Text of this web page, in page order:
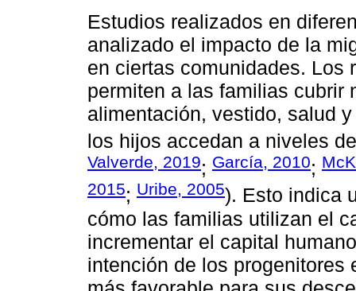
Estudios realizados en
analizado el impacto de la
en ciertas comunidades. Los
permiten a las familias cubrir
alimentación, vestido, salud
los hijos accedan a niveles
Valverde, 2019; García, 2010;
2015; Uribe, 2005). Esto indica
cómo las familias utilizan el
incrementar el capital
intención de los progenitores